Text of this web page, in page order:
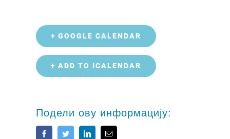
+ GOOGLE CALENDAR
+ ADD TO ICALENDAR
Подели ову информацију:
FacebookTwitterLinkedInEmail